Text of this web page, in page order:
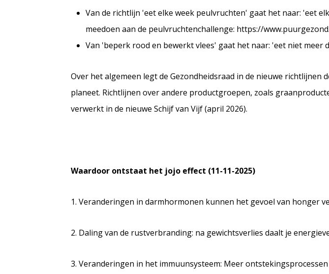
Van de richtlijn 'eet elke week peulvruchten' gaat het naar: 'eet
meedoen aan de peulvruchtenchallenge: https://
Van 'beperk rood en bewerkt vlees' gaat het naar: 'eet niet meer
Over het algemeen legt de Gezondheidsraad in de nieuwe
planeet. Richtlijnen over andere productgroepen, zoals
verwerkt in de nieuwe Schijf van Vijf (april 2026).
Waardoor ontstaat het jojo effect (11-11-2025)
1. Veranderingen in darmhormonen kunnen het gevoel van honger
2. Daling van de rustverbranding: na gewichtsverlies daalt je
3. Veranderingen in het immuunsysteem: Meer